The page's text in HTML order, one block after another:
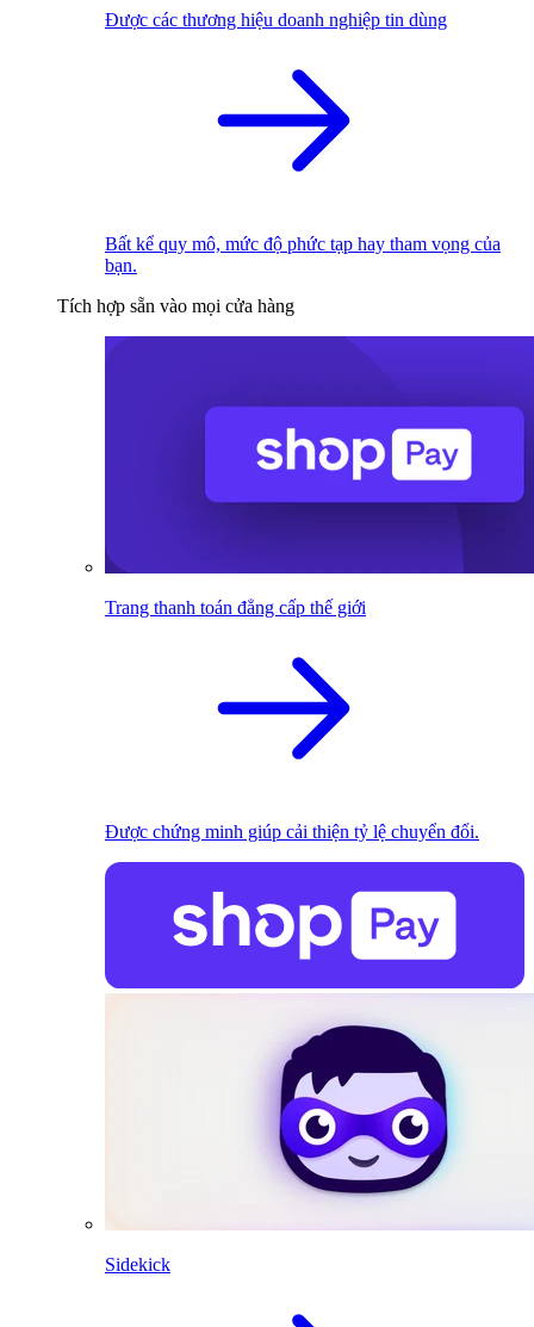
Được các thương hiệu doanh nghiệp tin dùng
Bất kể quy mô, mức độ phức tạp hay tham vọng của
bạn.
Tích hợp sẵn vào mọi cửa hàng
Trang thanh toán đẳng cấp thế giới
Được chứng minh giúp cải thiện tỷ lệ chuyển đổi.
Sidekick